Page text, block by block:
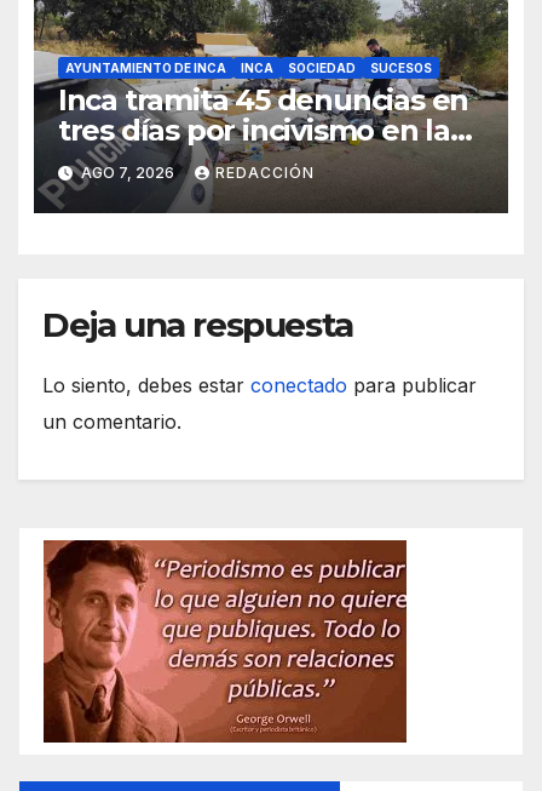
AYUNTAMIENTO DE INCA INCA SOCIEDAD SUCESOS
Inca tramita 45 denuncias en
tres días por incivismo en la
gestión de residuos
AGO 7, 2026 REDACCIÓN
Deja una respuesta
Lo siento, debes estar conectado para publicar
un comentario.